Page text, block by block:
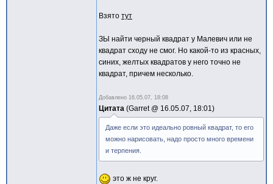
Взято тут
ЗЫ найти черный квадрат у Малевич или не
квадрат сходу не смог. Но какой-то из красных,
синих, желтых квадратов у него точно не
квадрат, причем несколько.
Добавлено 16.05.07, 18:08
Цитата Garret @ 16.05.07, 18:01
Даже если это идеально ровный квадрат, то его
можно нарисовать, надо просто много времени
и терпения.
это ж не круг.